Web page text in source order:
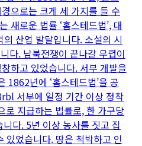
으로는 크게 세 가지를 들 수
새로운 법률 ‘홈스테드법’, 대
산업 발달입니다. 소설의 시
다. 남북전쟁이 끝나갈 무렵이
하고 있었습니다. 서부 개발을
1862년에 ‘홈스테드법’을 공
서부에 일정 기간 이상 정착
로 지급하는 법률로, 한 가구당
다. 5년 이상 농사를 짓고 집
있었습니다. 땅은 척박하고 인